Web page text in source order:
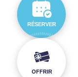
RÉSERVER
OFFRIR